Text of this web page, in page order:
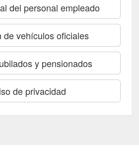
del personal empleado
de vehículos oficiales
y pensionados
de privacidad